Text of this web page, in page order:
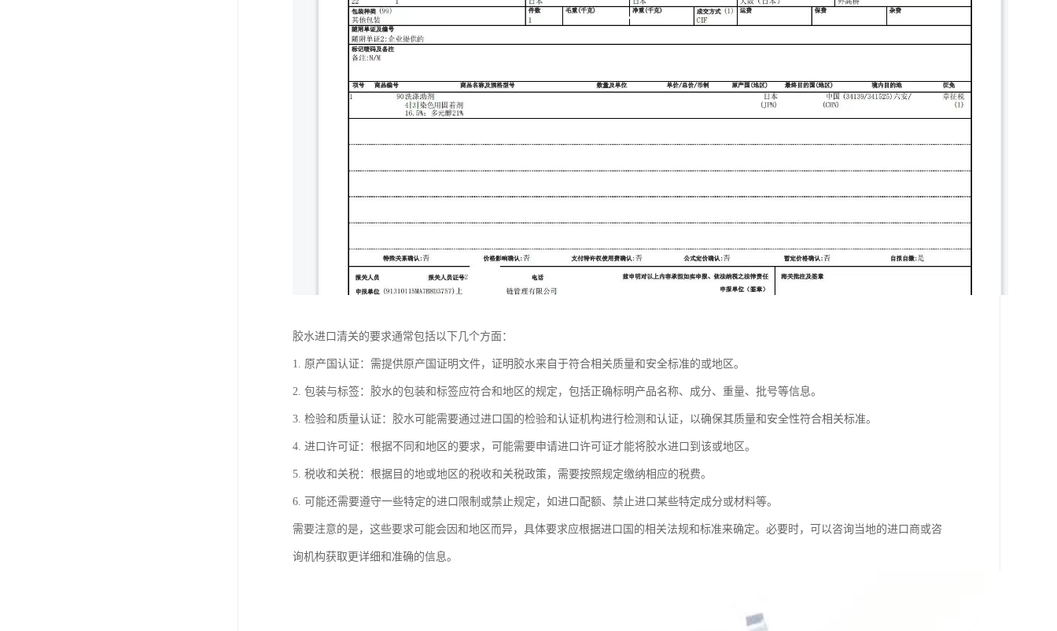
胶水进口清关的要求通常包括以下几个方面：
1. 原产国认证：需提供原产国证明文件，证明胶水来自于符合相关质量和安全标准的或地区。
2. 包装与标签：胶水的包装和标签应符合和地区的规定，包括正确标明产品名称、成分、重量、批号等信息。
3. 检验和质量认证：胶水可能需要通过进口国的检验和认证机构进行检测和认证，以确保其质量和安全性符合相关标准。
4. 进口许可证：根据不同和地区的要求，可能需要申请进口许可证才能将胶水进口到该或地区。
5. 税收和关税：根据目的地或地区的税收和关税政策，需要按照规定缴纳相应的税费。
6. 可能还需要遵守一些特定的进口限制或禁止规定，如进口配额、禁止进口某些特定成分或材料等。
需要注意的是，这些要求可能会因和地区而异，具体要求应根据进口国的相关法规和标准来确定。必要时，可以咨询当地的进口商或咨
询机构获取更详细和准确的信息。